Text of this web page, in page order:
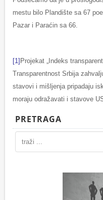
mestu bilo Plandište sa 67
Pazar i Paraćin sa 66.
[1] Projekat „Indeks
Transparentnost Srbija
stavovi i mišljenja pripadaju
moraju odražavati i stavove
PRETRAGA